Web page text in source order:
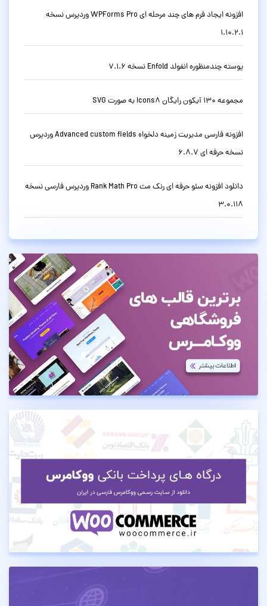
افزونه ایجاد فرم های چند مرحله ای WPForms Pro وردپرس نسخه
1.10.2.1
پوسته چندمنظوره انفولد Enfold نسخه 7.1.6
مجموعه 130 آیکون رایگان Icons8 به صورت SVG
افزونه فارسی مدیریت زمینه دلخواه Advanced custom fields وردپرس
نسخه حرفه ای 6.8.7
دانلود افزونه سئو حرفه ای رنک مث Rank Math Pro وردپرس فارسی نسخه
3.0.118